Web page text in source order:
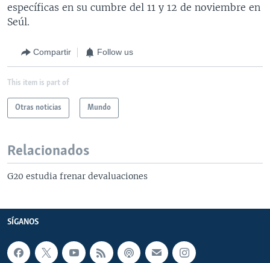
específicas en su cumbre del 11 y 12 de noviembre en
Seúl.
Compartir Follow us
This item is part of
Otras noticias Mundo
Relacionados
G20 estudia frenar devaluaciones
SÍGANOS